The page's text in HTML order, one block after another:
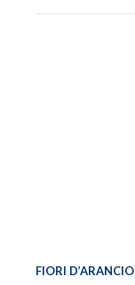
FIORI D’ARANCIO